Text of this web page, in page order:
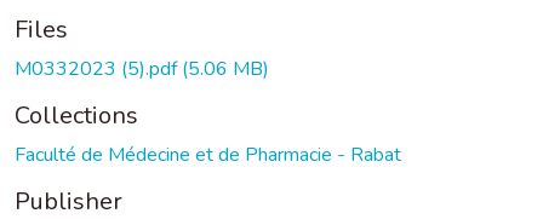
Files
M0332023 (5).pdf(5.06 MB)
Collections
Faculté de Médecine et de Pharmacie - Rabat
Publisher